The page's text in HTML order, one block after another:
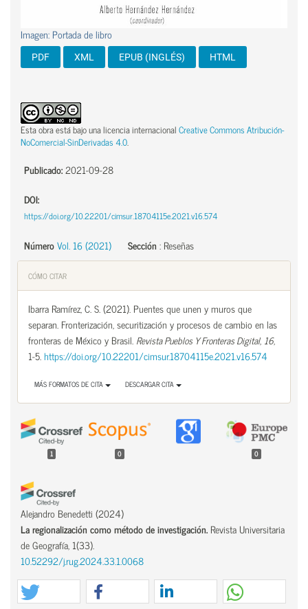
Imagen: Portada de libro
PDF XML EPUB (INGLÉS) HTML
Esta obra está bajo una licencia internacionalCreative Commons Atribución-
NoComercial-SinDerivadas 4.0.
Publicado:2021-09-28
DOI:
https://doi.org/10.22201/cimsur.18704115e.2021.v16.574
NúmeroVol. 16 (2021) Sección : Reseñas
CÓMO CITAR
Ibarra Ramírez, C. S. (2021). Puentes que unen y muros que
separan. Fronterización, securitización y procesos de cambio en las
fronteras de México y Brasil. Revista Pueblos Y Fronteras Digital, 16,
1-5.https://doi.org/10.22201/cimsur.18704115e.2021.v16.574
MÁS FORMATOS DE CITA DESCARGAR CITA
1 0 0
Alejandro Benedetti (2024)
La regionalización como método de investigación. Revista Universitaria
de Geografía, 1(33).
10.52292/j.rug.2024.33.1.0068